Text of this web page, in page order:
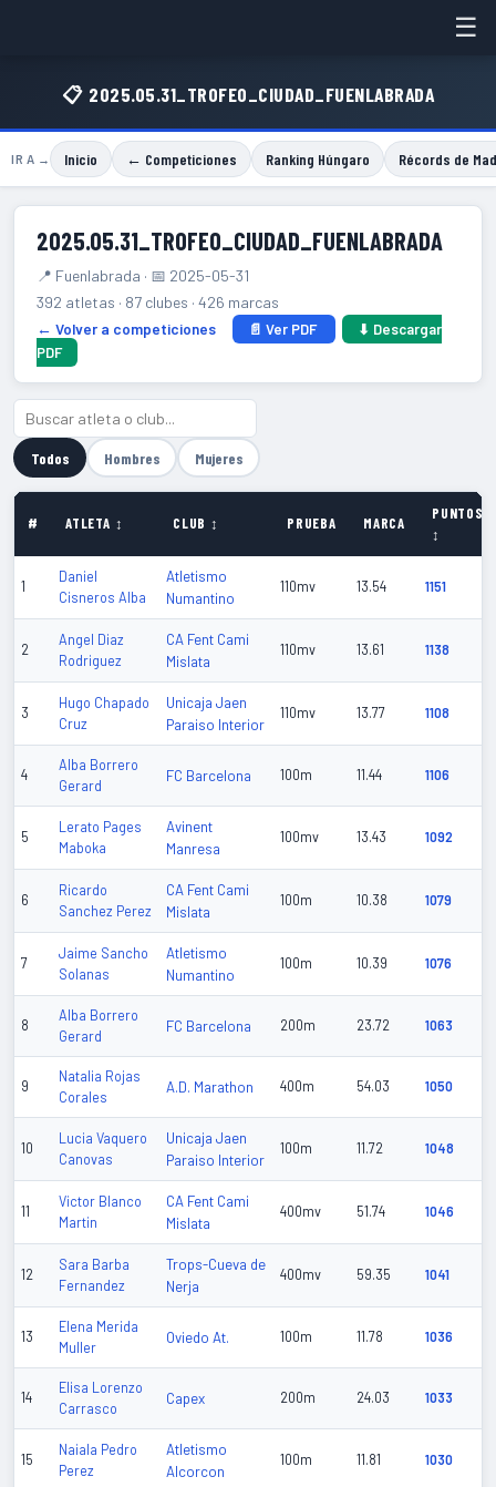
☰
📋 2025.05.31_TROFEO_CIUDAD_FUENLABRADA
IR A → Inicio ← Competiciones Ranking Húngaro Récords de
2025.05.31_TROFEO_CIUDAD_FUENLABRADA
📍 Fuenlabrada · 📅 2025-05-31
392 atletas · 87 clubes · 426 marcas
← Volver a competiciones
📄 Ver PDF
⬇ Descargar
PDF
Todos Hombres Mujeres
# ATLETA ↕ CLUB ↕ PRUEBA MARCA
PUNTOS
↕
1
Daniel
Cisneros Alba
Atletismo
Numantino
110mv 13.54 1151
2
Angel Diaz
Rodriguez
CA Fent Cami
Mislata
110mv 13.61 1138
3
Hugo Chapado
Cruz
Unicaja Jaen
Paraiso Interior
110mv 13.77 1108
4
Alba Borrero
Gerard
FC Barcelona 100m 11.44 1106
5
Lerato Pages
Maboka
Avinent
Manresa
100mv 13.43 1092
6
Ricardo
Sanchez Perez
CA Fent Cami
Mislata
100m 10.38 1079
7
Jaime Sancho
Solanas
Atletismo
Numantino
100m 10.39 1076
8
Alba Borrero
Gerard
FC Barcelona 200m 23.72 1063
9
Natalia Rojas
Corales
A.D. Marathon 400m 54.03 1050
10
Lucia Vaquero
Canovas
Unicaja Jaen
Paraiso Interior
100m 11.72 1048
11
Victor Blanco
Martin
CA Fent Cami
Mislata
400mv 51.74 1046
12
Sara Barba
Fernandez
Trops-Cueva de
Nerja
400mv 59.35 1041
13
Elena Merida
Muller
Oviedo At. 100m 11.78 1036
14
Elisa Lorenzo
Carrasco
Capex 200m 24.03 1033
15
Naiala Pedro
Perez
Atletismo
Alcorcon
100m 11.81 1030